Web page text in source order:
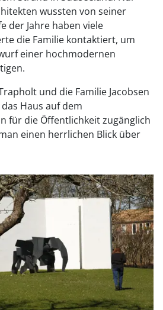
wussten von seiner
der Jahre haben viele
die Familie kontaktiert, um
einer hochmodernen
und die Familie Jacobsen
Haus auf dem
für die Öffentlichkeit zugänglich
einen herrlichen Blick über